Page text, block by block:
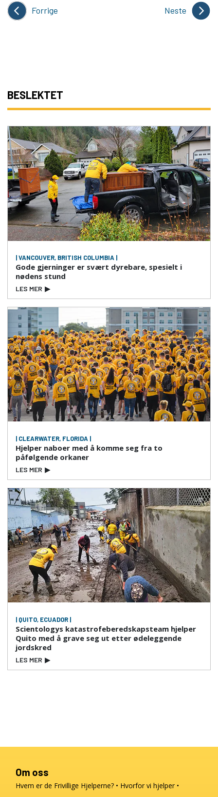
Forrige Neste
BESLEKTET
| VANCOUVER, BRITISH COLUMBIA |
Gode gjerninger er svært dyrebare, spesielt i
nødens stund
LES MER ▶
| CLEARWATER, FLORIDA |
Hjelper naboer med å komme seg fra to
påfølgende orkaner
LES MER ▶
| QUITO, ECUADOR |
Scientologys katastrofeberedskapsteam hjelper
Quito med å grave seg ut etter ødeleggende
jordskred
LES MER ▶
Om oss
Hvem er de Frivillige Hjelperne? Hvorfor vi hjelper